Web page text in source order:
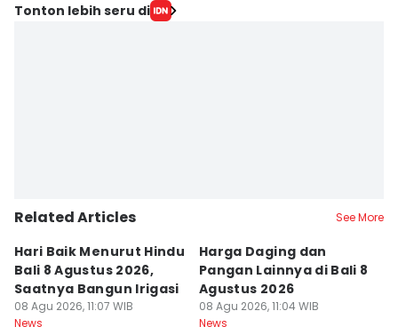
Tonton lebih seru di
Related Articles See More
Hari Baik Menurut Hindu
Bali 8 Agustus 2026,
Saatnya Bangun Irigasi
08 Agu 2026, 11:07 WIB
News
Harga Daging dan
Pangan Lainnya di Bali 8
Agustus 2026
08 Agu 2026, 11:04 WIB
News